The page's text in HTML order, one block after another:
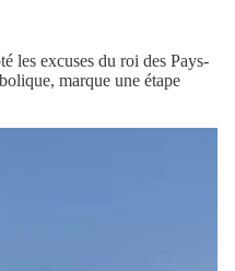
les excuses du roi des Pays-
marque une étape